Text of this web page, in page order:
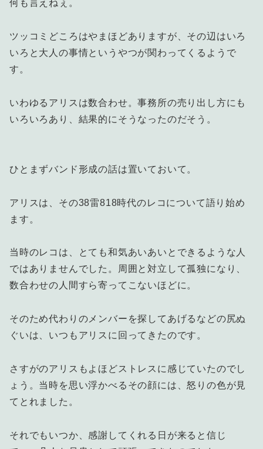
何も言えねぇ。
ツッコミどころはやまほどありますが、その辺はいろ
いろと大人の事情というやつが関わってくるようで
す。
いわゆるアリスは数合わせ。事務所の売り出し方にも
いろいろあり、結果的にそうなったのだそう。
ひとまずバンド形成の話は置いておいて。
アリスは、その38雷818時代のレコについて語り始め
ます。
当時のレコは、とても和気あいあいとできるような人
ではありませんでした。周囲と対立して孤独になり、
数合わせの人間すら寄ってこないほどに。
そのため代わりのメンバーを探してあげるなどの尻ぬ
ぐいは、いつもアリスに回ってきたのです。
さすがのアリスもよほどストレスに感じていたのでし
ょう。当時を思い浮かべるその顔には、怒りの色が見
てとれました。
それでもいつか、感謝してくれる日が来ると信じ